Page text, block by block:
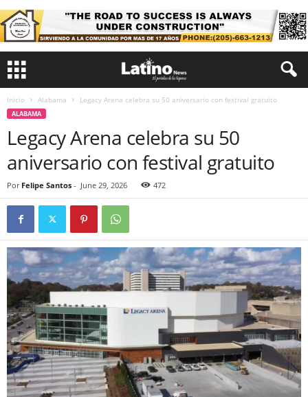
Inicio Alabama Legacy Arena celebra su 50 aniversario con festival gratuito
ALABAMA
Legacy Arena celebra su 50
aniversario con festival gratuito
Por Felipe Santos - June 29, 2026 472